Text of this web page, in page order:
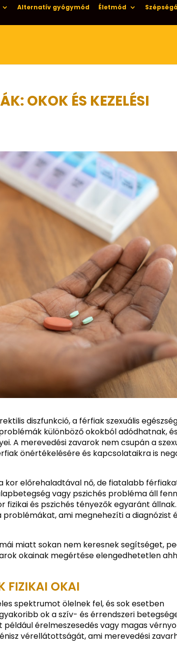
Alternatív gyógymód Életmód
OKOK ÉS KEZELÉSI
diszfunkció, a férfiak szexuális
különböző okokból adódhatnak,
A merevedési zavarok nem csupán a
önértékelésére és kapcsolataikra is
kor előrehaladtával nő, de fiatalabb
vagy pszichés probléma áll
és pszichés tényezők egyaránt
ami megnehezíti a diagnózist
miatt sokan nem keresnek segítséget,
okainak megértése elengedhetetlen
FIZIKAI OKAI
spektrumot ölelnek fel, és sok esetben
ok a szív- és érrendszeri
érelmeszesedés vagy magas
vérellátottságát, ami merevedési